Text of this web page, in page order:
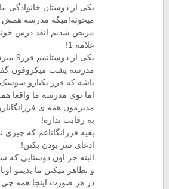
میخونه!میگه مدرسه همش
مریض شدیم انقد درس
علامه 1!
یکی از
مدرسه پشت میکروفون
باشه که فرز یکیارو سوسک
اما توی مدرسه ما واقعا
مدیرمون همه ی
به رقابت نداره!
بقیه فرزانگاناعم که چیزی
ادعای سر بودن بکنن!
البته جز اون دوستایی
و تظاهر میکنن ما بدیمو
در هر صورت اینجا همه چی